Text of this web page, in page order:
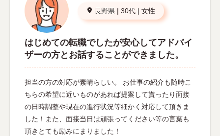
長野県 | 30代 | 女性
はじめての転職でしたが安心してアドバイ
ザーの方とお話することができました。
担当の方の対応が素晴らしい。 お仕事の紹介も随時こ
ちらの希望に近いものがあれば提案して貰ったり面接
の日時調整や現在の進行状況等細かく対応して頂きま
した！また、面接当日は頑張ってください等の言葉も
頂きとても励みにまりました！